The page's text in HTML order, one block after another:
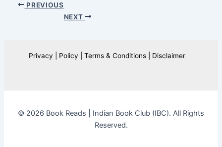
PREVIOUS
NEXT
Privacy | Policy | Terms & Conditions | Disclaimer
© 2026 Book Reads | Indian Book Club (IBC). All Rights
Reserved.